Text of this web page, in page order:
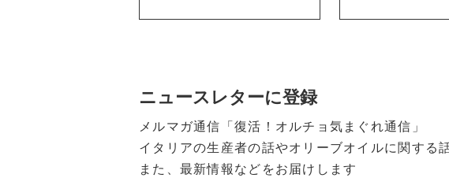
ニュースレターに登録
メルマガ通信「復活！オルチョ気まぐれ通信」
イタリアの生産者の話やオリーブオイルに関する
また、最新情報などをお届けします